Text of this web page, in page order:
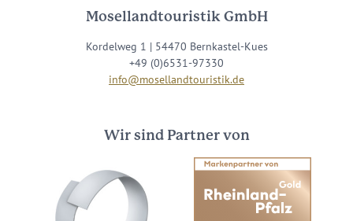
Mosellandtouristik GmbH
Kordelweg 1 | 54470 Bernkastel-Kues
+49 (0)6531-97330
info@mosellandtouristik.de
Wir sind Partner von